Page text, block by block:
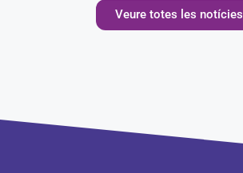
Veure totes les notícies